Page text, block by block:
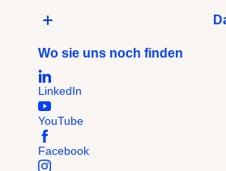
Wo sie uns noch finden
LinkedIn
YouTube
Facebook